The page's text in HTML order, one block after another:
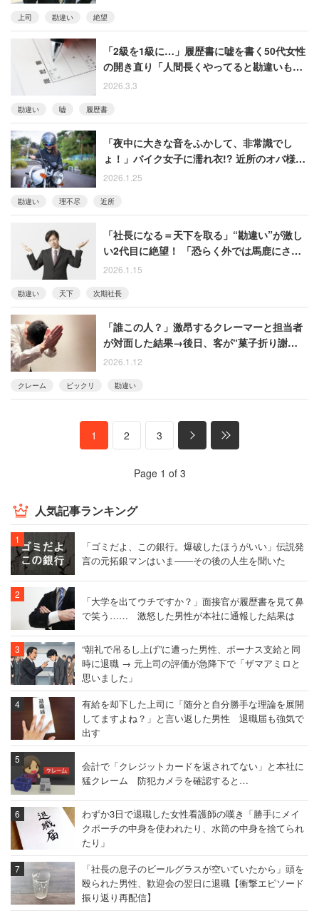
上司 勘違い 絶望
「2級を1級に…」履歴書に嘘を書く50代女性
の開き直り「人間長くやってると勘違いもあ
る」
2026.3.3
勘違い 嘘 履歴書
「夜中に大きな音をふかして、非常識でし
ょ！」バイク女子に濡れ衣!? 近所のオバ様が
怒鳴り込んだ理不尽なワケ
2026.1.25
勘違い 理不尽 近所
「社長になる＝天下を取る」“勘違い”が激し
い2代目に絶望！ 「恐らく外では馬鹿にされ
ている」と語る男性
2026.1.15
勘違い 天下 次期社長
「誰この人？」激昂するクレーマーと担当者
が対面した結果→後日、客が“菓子折り謝
罪”することになった経緯
2026.1.12
クレーム ビックリ 勘違い
1 2 3
Page 1 of 3
人気記事ランキング
「ゴミだよ、この銀行。爆破したほうがいい」伝説発
言の元拓銀マンはいま――その後の人生を聞いた
「大学を出てウチですか？」面接官が履歴書を見て鼻
で笑う…… 激怒した男性が本社に通報した結果は
“朝礼で吊るし上げ”に遭った男性、ボーナス支給と同
時に退職 → 元上司の評価が急降下で「ザマアミロと
思いました」
有給を却下した上司に「随分と自分勝手な理論を展開
してますよね？」と言い返した男性 退職届も強気で
出す
会計で「クレジットカードを返されてない」と本社に
猛クレーム 防犯カメラを確認すると…
わずか3日で退職した女性看護師の嘆き「勝手にメイ
クポーチの中身を使われたり、水筒の中身を捨てられ
たり」
「社長の息子のビールグラスが空いていたから」頭を
殴られた男性、歓迎会の翌日に退職【衝撃エピソード
振り返り再配信】